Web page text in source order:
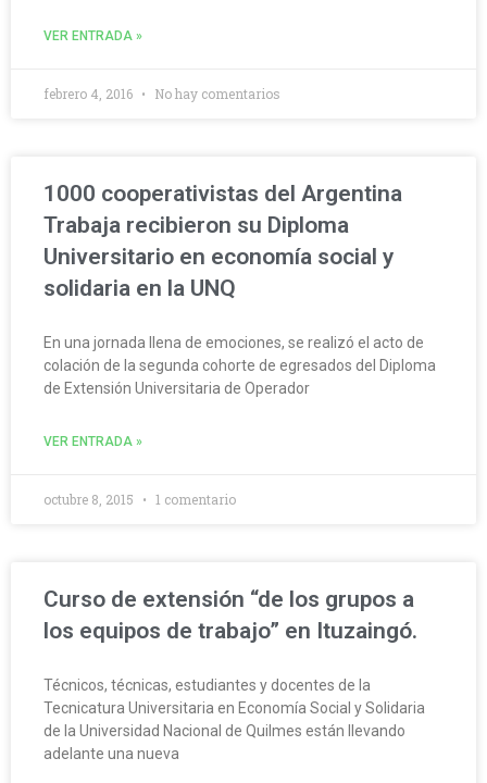
VER ENTRADA »
febrero 4, 2016 No hay comentarios
1000 cooperativistas del Argentina
Trabaja recibieron su Diploma
Universitario en economía social y
solidaria en la UNQ
En una jornada llena de emociones, se realizó el acto de
colación de la segunda cohorte de egresados del Diploma
de Extensión Universitaria de Operador
VER ENTRADA »
octubre 8, 2015 1 comentario
Curso de extensión “de los grupos a
los equipos de trabajo” en Ituzaingó.
Técnicos, técnicas, estudiantes y docentes de la
Tecnicatura Universitaria en Economía Social y Solidaria
de la Universidad Nacional de Quilmes están llevando
adelante una nueva